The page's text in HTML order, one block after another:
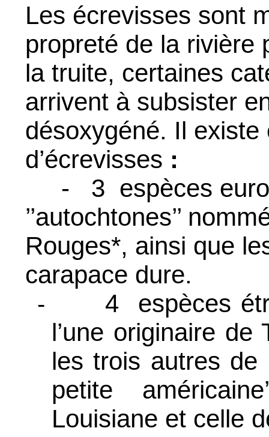
Les écrevisses sont
propreté de la rivière
la truite, certaines
arrivent à subsister
désoxygéné. Il existe
d’écrevisses :
-
3 espèces
’’autochtones’’
Rouges*, ainsi que
carapace dure.
- 4
espèces
l’une originaire de
les trois autres de
petite
Louisiane et celle